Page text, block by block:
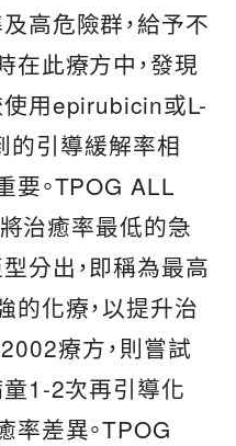
高危險群，給予不
在此療方中，發現
用epirubicin或L-
引導緩解率相
要。TPOG ALL
治癒率最低的急
分出，即稱為最高
的化療，以提升治
療方，則嘗試
1-2次再引導化
率差異。TPOG